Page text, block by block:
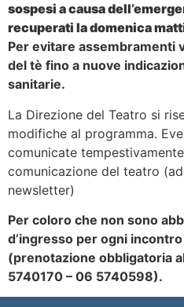
sospesi a causa
recuperati la domenica
Per evitare assembramenti
del tè fino a nuove
sanitarie.
La Direzione del Teatro si
modifiche al programma.
comunicate
comunicazione del teatro
newsletter)
Per coloro che non sono
d’ingresso per ogni
(prenotazione obbligatoria
5740170 – 06 5740598).